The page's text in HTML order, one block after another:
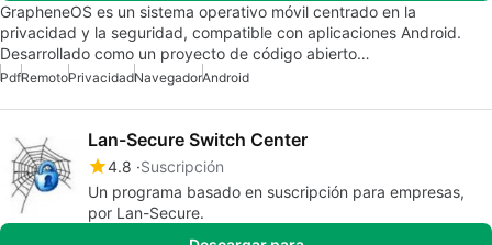
GrapheneOS es un sistema operativo móvil centrado en la
privacidad y la seguridad, compatible con aplicaciones Android.
Desarrollado como un proyecto de código abierto…
PdfRemotoPrivacidadNavegadorAndroid
Lan-Secure Switch Center
4.8 Suscripción
Un programa basado en suscripción para empresas,
por Lan-Secure.